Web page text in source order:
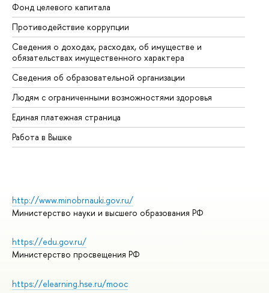
Фонд целевого капитала
Противодействие коррупции
Сведения о доходах, расходах, об имуществе и
обязательствах имущественного характера
Сведения об образовательной организации
Людям с ограниченными возможностями здоровья
Единая платежная страница
Работа в Вышке
http://www.minobrnauki.gov.ru/
Министерство науки и высшего образования РФ
https://edu.gov.ru/
Министерство просвещения РФ
https://elearning.hse.ru/mooc